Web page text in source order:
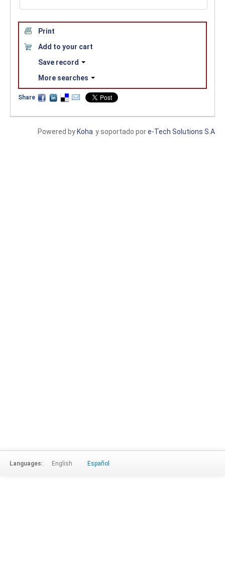
Print
Add to your cart
Save record
More searches
Share
y soportado pore-Tech Solutions S.A
Powered by Koha
Languages: English Español